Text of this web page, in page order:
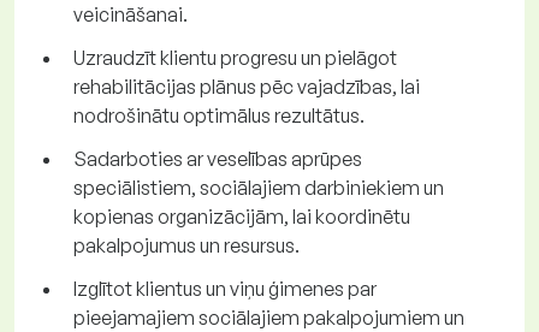
veicināšanai.
Uzraudzīt klientu progresu un pielāgot
rehabilitācijas plānus pēc vajadzības, lai
nodrošinātu optimālus rezultātus.
Sadarboties ar veselības aprūpes
speciālistiem, sociālajiem darbiniekiem un
kopienas organizācijām, lai koordinētu
pakalpojumus un resursus.
Izglītot klientus un viņu ģimenes par
pieejamajiem sociālajiem pakalpojumiem un